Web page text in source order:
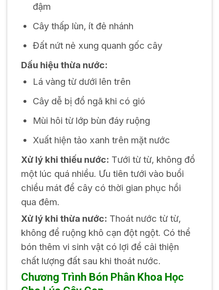
đậm
Cây thấp lùn, ít đẻ nhánh
Đất nứt nẻ xung quanh gốc cây
Dấu hiệu thừa nước:
Lá vàng từ dưới lên trên
Cây dễ bị đổ ngã khi có gió
Mùi hôi từ lớp bùn đáy ruộng
Xuất hiện tảo xanh trên mặt nước
Xử lý khi thiếu nước: Tưới từ từ, không đổ
một lúc quá nhiều. Ưu tiên tưới vào buổi
chiều mát để cây có thời gian phục hồi
qua đêm.
Xử lý khi thừa nước: Thoát nước từ từ,
không để ruộng khô cạn đột ngột. Có thể
bón thêm vi sinh vật có lợi để cải thiện
chất lượng đất sau khi thoát nước.
Chương Trình Bón Phân Khoa Học